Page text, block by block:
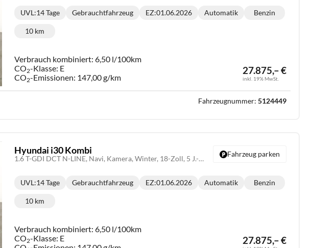
27.875,– €
inkl. 19% MwSt.
Lieferzeit:
UVL:14 Tage Gebrauchtfahrzeug EZ:01.06.2026
Getriebe:
Automatik
Kraftstoff:
Benzin
Kilometerstand:
10 km
Verbrauch kombiniert:6,50 l/100km
CO2-Klasse: E
CO2-Emissionen: 147,00 g/km
Fahrzeugnummer: 5124449
Hyundai i30 Kombi
1.6 T-GDI DCT N-LINE, Navi, Kamera, Winter, 18-Zoll, 5 J.-Garantie
27.875,– €
Lieferzeit:
UVL:14 Tage Gebrauchtfahrzeug EZ:01.06.2026
Getriebe:
Automatik
Kraftstoff:
Benzin
Kilometerstand:
10 km
Verbrauch kombiniert:6,50 l/100km
CO2-Klasse: E
Fahrzeug parken